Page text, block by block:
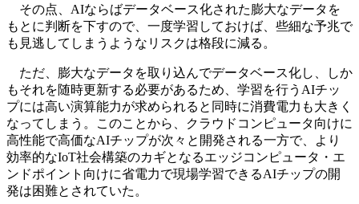
その点、AIならばデータベース化された膨大なデータを
もとに判断を下すので、一度学習しておけば、些細な予兆で
も見逃してしまうようなリスクは格段に減る。
ただ、膨大なデータを取り込んでデータベース化し、しか
もそれを随時更新する必要があるため、学習を行うAIチッ
プには高い演算能力が求められると同時に消費電力も大きく
なってしまう。このことから、クラウドコンピュータ向けに
高性能で高価なAIチップが次々と開発される一方で、より
効率的なIoT社会構築のカギとなるエッジコンピュータ・エ
ンドポイント向けに省電力で現場学習できるAIチップの開
発は困難とされていた。